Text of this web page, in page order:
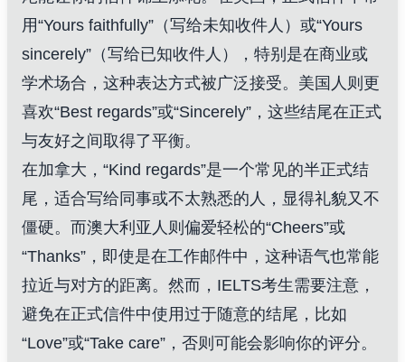
用“Yours faithfully”（写给未知收件人）或“Yours
sincerely”（写给已知收件人），特别是在商业或
学术场合，这种表达方式被广泛接受。美国人则更
喜欢“Best regards”或“Sincerely”，这些结尾在正式
与友好之间取得了平衡。
在加拿大，“Kind regards”是一个常见的半正式结
尾，适合写给同事或不太熟悉的人，显得礼貌又不
僵硬。而澳大利亚人则偏爱轻松的“Cheers”或
“Thanks”，即使是在工作邮件中，这种语气也常能
拉近与对方的距离。然而，IELTS考生需要注意，
避免在正式信件中使用过于随意的结尾，比如
“Love”或“Take care”，否则可能会影响你的评分。